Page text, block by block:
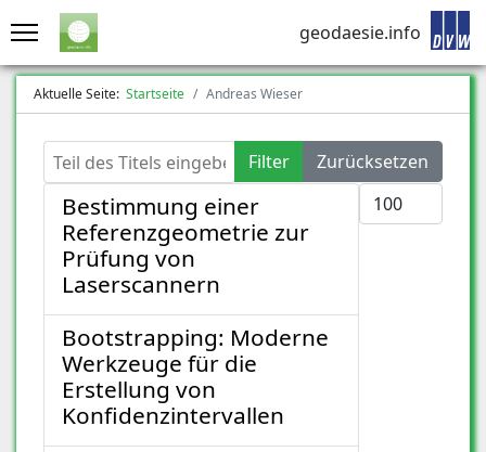
geodaesie.info
Aktuelle Seite: Startseite Andreas Wieser
Teil des Titels eingeben Filter
Zurücksetzen
Anzeige #
Bestimmung einer
Referenzgeometrie zur
Prüfung von
Laserscannern
Bootstrapping: Moderne
Werkzeuge für die
Erstellung von
Konfidenzintervallen